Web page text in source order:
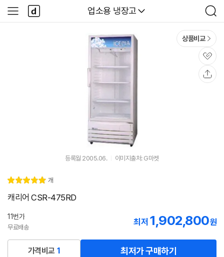
다나와
업소용 냉장고
검
색
사
이
다
나
와
상품비교
관
심
등록월 2005.06. 이미지출처: G마켓
별
점
5.
리
개
캐리어 CSR-475RD
11번가
무료배송
최저 1,902,800원
가격비교 1 최저가 구매하기